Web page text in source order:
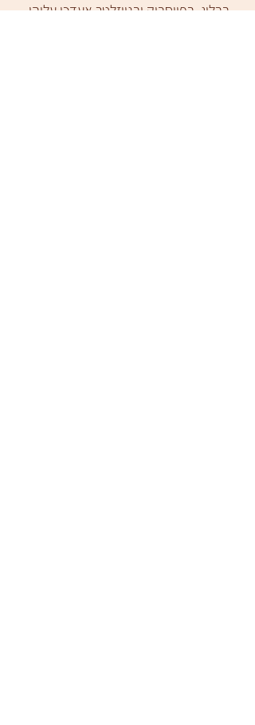
בבלוג, בפייסבוק ובניוזלטר אעדכן עליהן.